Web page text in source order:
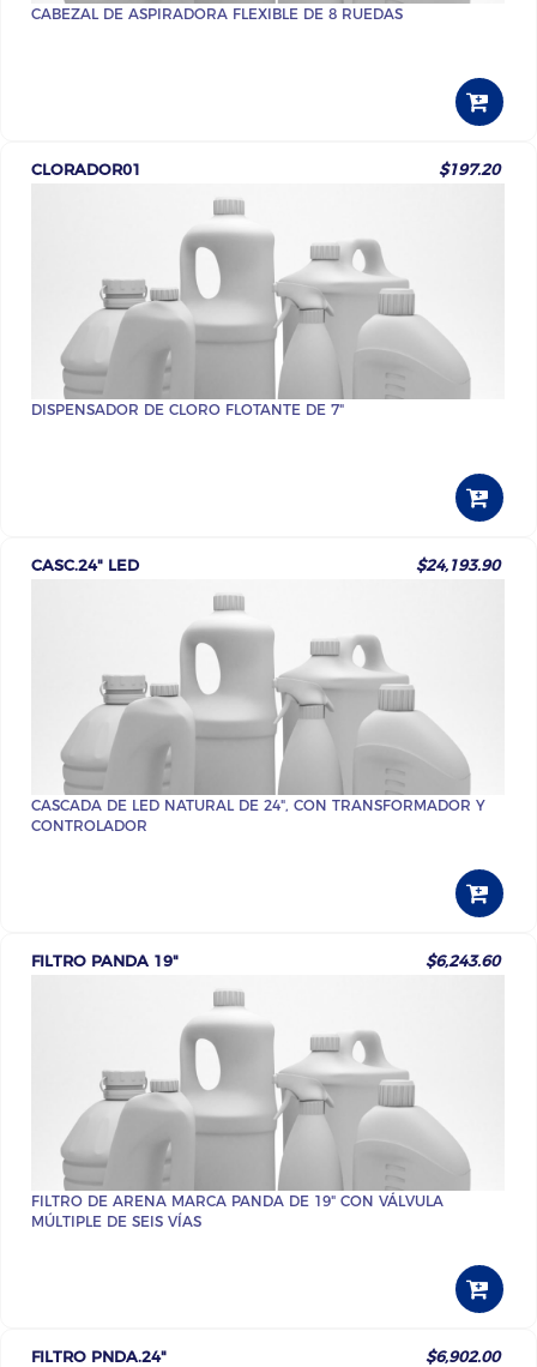
CABEZAL DE ASPIRADORA FLEXIBLE DE 8 RUEDAS
CLORADOR01 $197.20
DISPENSADOR DE CLORO FLOTANTE DE 7"
CASC.24" LED $24,193.90
CASCADA DE LED NATURAL DE 24", CON TRANSFORMADOR Y
CONTROLADOR
FILTRO PANDA 19" $6,243.60
FILTRO DE ARENA MARCA PANDA DE 19" CON VÁLVULA
MÚLTIPLE DE SEIS VÍAS
FILTRO PNDA.24" $6,902.00